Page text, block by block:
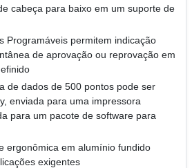
cabeça para baixo em um suporte de
Programáveis permitem indicação
de aprovação ou reprovação em
de dados de 500 pontos pode ser
enviada para uma impressora
para um pacote de software para
ergonômica em alumínio fundido
exigentes